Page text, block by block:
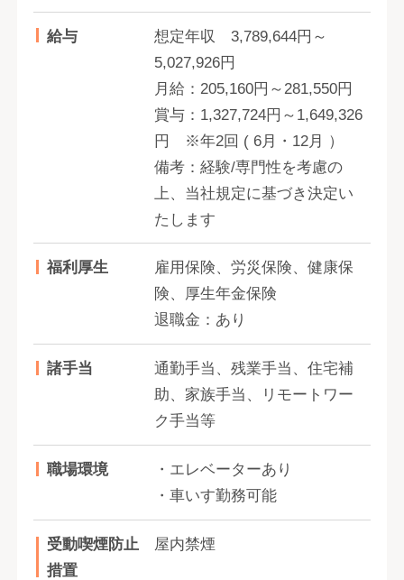
給与
想定年収 3,789,644円～
5,027,926円
月給：205,160円～281,550円
賞与：1,327,724円～1,649,326
円 ※年2回 ( 6月・12月 ）
備考：経験/専門性を考慮の
上、当社規定に基づき決定い
たします
福利厚生
雇用保険、労災保険、健康保
険、厚生年金保険
退職金：あり
諸手当
通勤手当、残業手当、住宅補
助、家族手当、リモートワー
ク手当等
職場環境
・エレベーターあり
・車いす勤務可能
受動喫煙防止
措置
屋内禁煙